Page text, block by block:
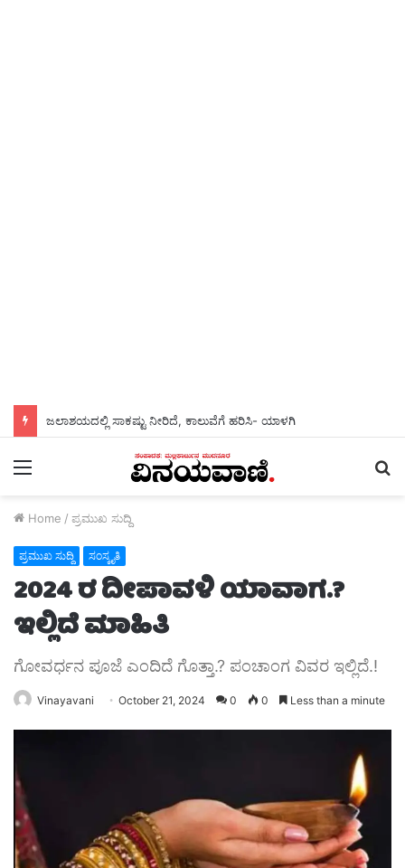
ಜಲಾಶಯದಲ್ಲಿ ಸಾಕಷ್ಟು ನೀರಿದೆ, ಕಾಲುವೆಗೆ ಹರಿಸಿ- ಯಾಳಗಿ
Menu
Home / ಪ್ರಮುಖ ಸುದ್ದಿ
ಪ್ರಮುಖ ಸುದ್ದಿ ಸಂಸ್ಕೃತಿ
2024 ರ ದೀಪಾವಳಿ ಯಾವಾಗ.?
ಇಲ್ಲಿದೆ ಮಾಹಿತಿ
ಗೋವರ್ಧನ ಪೂಜೆ ಎಂದಿದೆ ಗೊತ್ತಾ.? ಪಂಚಾಂಗ ವಿವರ ಇಲ್ಲಿದೆ.!
Vinayavani October 21, 2024 0 0 Less than a minute